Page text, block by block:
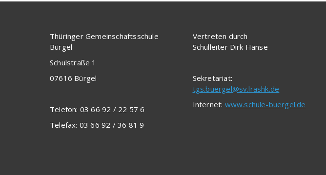
Thüringer Gemeinschaftsschule
Bürgel
Schulstraße 1
07616 Bürgel
Telefon: 03 66 92 / 22 57 6
Telefax: 03 66 92 / 36 81 9
Vertreten durch
Schulleiter Dirk Hänse
Sekretariat:
tgs.buergel@sv.lrashk.de
Internet: www.schule-buergel.de